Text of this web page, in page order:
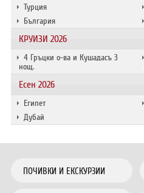
Турция
България
КРУИЗИ 2026
4 Гръцки о-ва и Кушадасъ 3
нощ.
Есен 2026
Египет
Дубай
ПОЧИВКИ И ЕКСКУРЗИИ